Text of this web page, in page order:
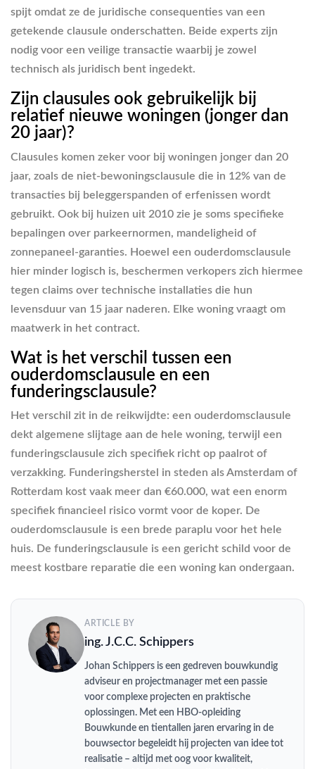
spijt omdat ze de juridische consequenties van een
getekende clausule onderschatten. Beide experts zijn
nodig voor een veilige transactie waarbij je zowel
technisch als juridisch bent ingedekt.
Zijn clausules ook gebruikelijk bij
relatief nieuwe woningen (jonger dan
20 jaar)?
Clausules komen zeker voor bij woningen jonger dan 20
jaar, zoals de niet-bewoningsclausule die in 12% van de
transacties bij beleggerspanden of erfenissen wordt
gebruikt. Ook bij huizen uit 2010 zie je soms specifieke
bepalingen over parkeernormen, mandeligheid of
zonnepaneel-garanties. Hoewel een ouderdomsclausule
hier minder logisch is, beschermen verkopers zich hiermee
tegen claims over technische installaties die hun
levensduur van 15 jaar naderen. Elke woning vraagt om
maatwerk in het contract.
Wat is het verschil tussen een
ouderdomsclausule en een
funderingsclausule?
Het verschil zit in de reikwijdte: een ouderdomsclausule
dekt algemene slijtage aan de hele woning, terwijl een
funderingsclausule zich specifiek richt op paalrot of
verzakking. Funderingsherstel in steden als Amsterdam of
Rotterdam kost vaak meer dan €60.000, wat een enorm
specifiek financieel risico vormt voor de koper. De
ouderdomsclausule is een brede paraplu voor het hele
huis. De funderingsclausule is een gericht schild voor de
meest kostbare reparatie die een woning kan ondergaan.
ARTICLE BY
ing. J.C.C. Schippers
Johan Schippers is een gedreven bouwkundig
adviseur en projectmanager met een passie
voor complexe projecten en praktische
oplossingen. Met een HBO-opleiding
Bouwkunde en tientallen jaren ervaring in de
bouwsector begeleidt hij projecten van idee tot
realisatie – altijd met oog voor kwaliteit,